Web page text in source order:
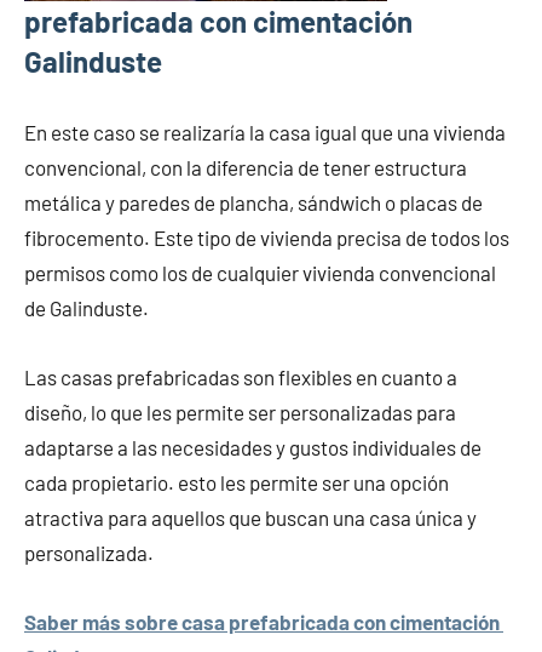
prefabricada con cimentación
Galinduste
En este caso se realizaría la casa igual que una vivienda
convencional, con la diferencia de tener estructura
metálica y paredes de plancha, sándwich o placas de
fibrocemento. Este tipo de vivienda precisa de todos los
permisos como los de cualquier vivienda convencional
de Galinduste.
Las casas prefabricadas son flexibles en cuanto a
diseño, lo que les permite ser personalizadas para
adaptarse a las necesidades y gustos individuales de
cada propietario. esto les permite ser una opción
atractiva para aquellos que buscan una casa única y
personalizada.
Saber más sobre casa prefabricada con cimentación